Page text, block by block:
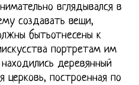
вглядывался в
создавать вещи,
бытьотнесены к
портретам им
деревянный
церковь, построенная по